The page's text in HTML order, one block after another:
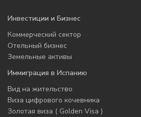
Инвестиции и Бизнес
Коммерческий сектор
Отельный бизнес
Земельные активы
Иммиграция в Испанию
Вид на жительство
Виза цифрового кочевника
Золотая виза ( Golden Visa )